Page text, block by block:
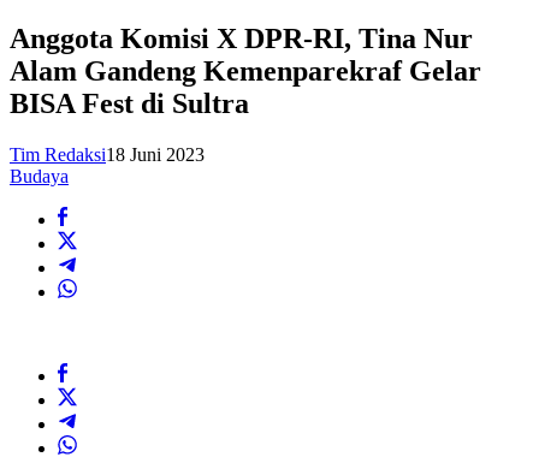
Anggota Komisi X DPR-RI, Tina Nur
Alam Gandeng Kemenparekraf Gelar
BISA Fest di Sultra
Tim Redaksi18 Juni 2023
Budaya